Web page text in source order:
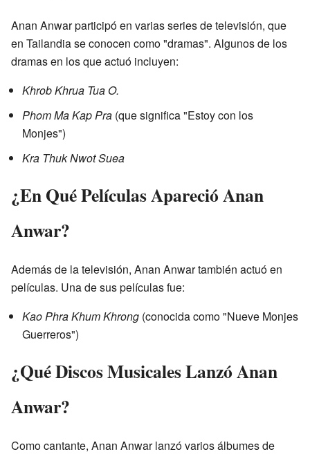
Anan Anwar participó en varias series de televisión, que
en Tailandia se conocen como "dramas". Algunos de los
dramas en los que actuó incluyen:
Khrob Khrua Tua O.
Phom Ma Kap Pra (que significa "Estoy con los
Monjes")
Kra Thuk Nwot Suea
¿En Qué Películas Apareció Anan
Anwar?
Además de la televisión, Anan Anwar también actuó en
películas. Una de sus películas fue:
Kao Phra Khum Khrong (conocida como "Nueve Monjes
Guerreros")
¿Qué Discos Musicales Lanzó Anan
Anwar?
Como cantante, Anan Anwar lanzó varios álbumes de